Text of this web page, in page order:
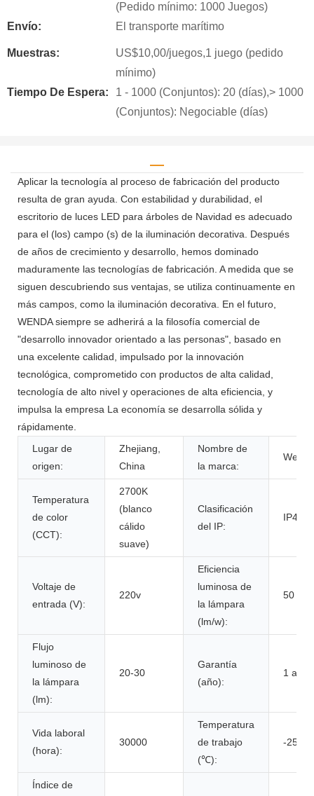
(Pedido mínimo: 1000 Juegos)
Envío:
El transporte marítimo
Muestras:
US$10,00/juegos,1 juego (pedido
mínimo)
Tiempo De Espera:
1 - 1000 (Conjuntos): 20 (días),> 1000
(Conjuntos): Negociable (días)
Aplicar la tecnología al proceso de fabricación del producto
resulta de gran ayuda. Con estabilidad y durabilidad, el
escritorio de luces LED para árboles de Navidad es adecuado
para el (los) campo (s) de la iluminación decorativa. Después
de años de crecimiento y desarrollo, hemos dominado
maduramente las tecnologías de fabricación. A medida que se
siguen descubriendo sus ventajas, se utiliza continuamente en
más campos, como la iluminación decorativa. En el futuro,
WENDA siempre se adherirá a la filosofía comercial de
"desarrollo innovador orientado a las personas", basado en
una excelente calidad, impulsado por la innovación
tecnológica, comprometido con productos de alta calidad,
tecnología de alto nivel y operaciones de alta eficiencia, y
impulsa la empresa La economía se desarrolla sólida y
rápidamente.
Lugar de
origen:
Zhejiang,
China
Nombre de
la marca:
Wenda
Temperatura
de color
(CCT):
2700K
(blanco
cálido
suave)
Clasificación
del IP:
IP44,
Voltaje de
entrada (V):
220v
Eficiencia
luminosa de
la lámpara
(lm/w):
50
Flujo
luminoso de
la lámpara
(lm):
20-30
Garantía
(año):
1 año
Vida laboral
(hora):
30000
Temperatura
de trabajo
(℃):
-25-45
Índice de